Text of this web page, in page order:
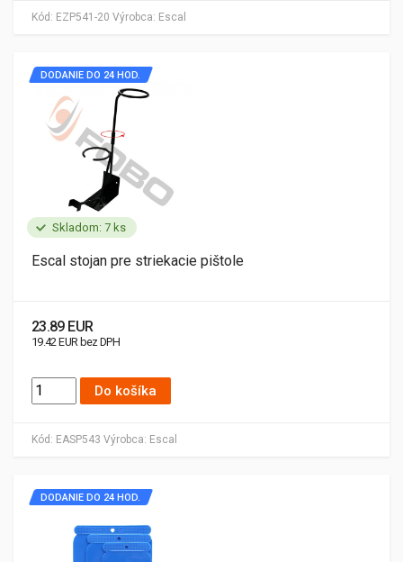
Kód: EZP541-20 Výrobca: Escal
Skladom: 7 ks
Kód: EASP543 Výrobca: Escal
DODANIE DO 24 HOD.
Escal stojan pre striekacie pištole
23.89 EUR
19.42 EUR bez DPH
Do košíka
DODANIE DO 24 HOD.